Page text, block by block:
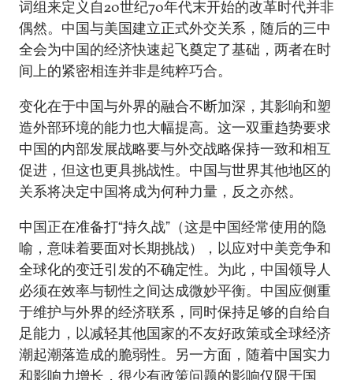
词组来定义自20世纪70年代末开始的改革时代并非
偶然。中国与美国建立正式外交关系，随后的三中
全会为中国的经济快速起飞奠定了基础，两者在时
间上的紧密相连并非是纯粹巧合。
变化在于中国与外界的融合不断加深，其影响和塑
造外部环境的能力也大幅提高。这一双重趋势要求
中国的内部发展战略要与外交战略保持一致和相互
促进，但这也更具挑战性。中国与世界其他地区的
关系将决定中国将成为何种力量，反之亦然。
中国正在准备打“持久战”（这是中国经常使用的隐
喻，意味着要面对长期挑战），以应对中美竞争和
全球化的变迁引发的不确定性。为此，中国领导人
必须在效率与韧性之间达成微妙平衡。中国应侧重
于维护与外界的经济联系，同时保持足够的自给自
足能力，以减轻其他国家的不友好政策或全球经济
潮起潮落造成的脆弱性。另一方面，随着中国实力
和影响力增长，很少有政策问题的影响仅限于国